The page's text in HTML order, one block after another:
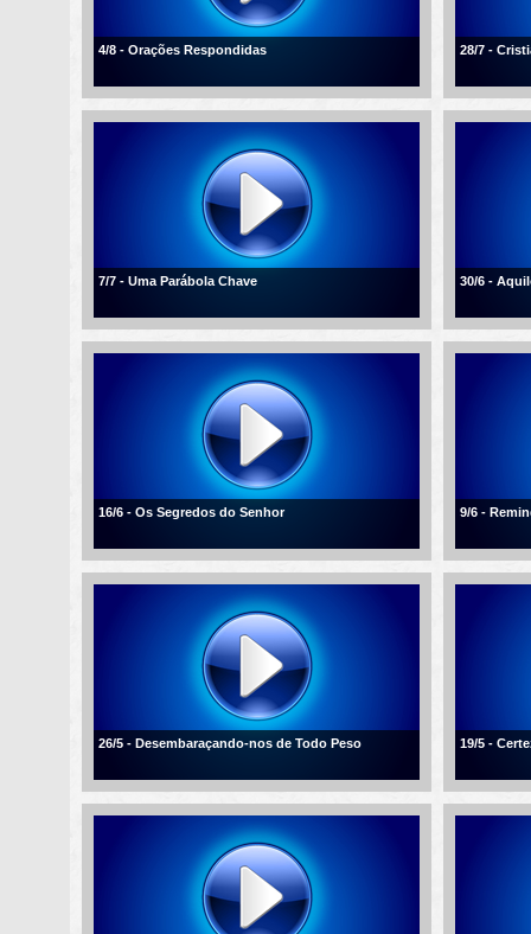
4/8 - Orações Respondidas 28/7 -
7/7 - Uma Parábola Chave 30/6 -
16/6 - Os Segredos do Senhor 9/6 -
26/5 - Desembaraçando-nos de Todo Peso 19/5 -